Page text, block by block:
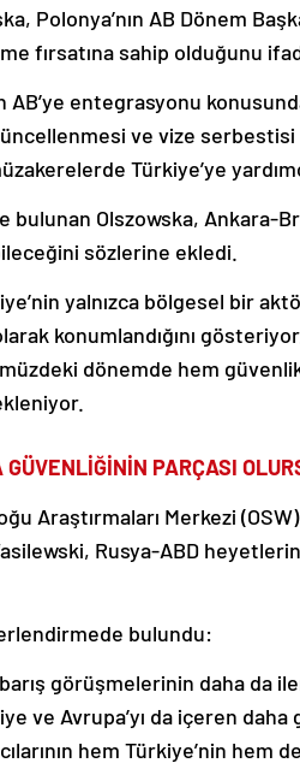
Polonya’nın AB Dönem
fırsatına sahip olduğunu
AB’ye entegrasyonu
ve vize serbestisi
Türkiye’ye
bulunan Olszowska, Ankara-
sözlerine ekledi.
yalnızca bölgesel bir
konumlandığını
dönemde hem
PARÇASI
Araştırmaları Merkezi
Rusya-ABD
bulundu:
görüşmelerinin daha da
ve Avrupa’yı da içeren
hem Türkiye’nin hem